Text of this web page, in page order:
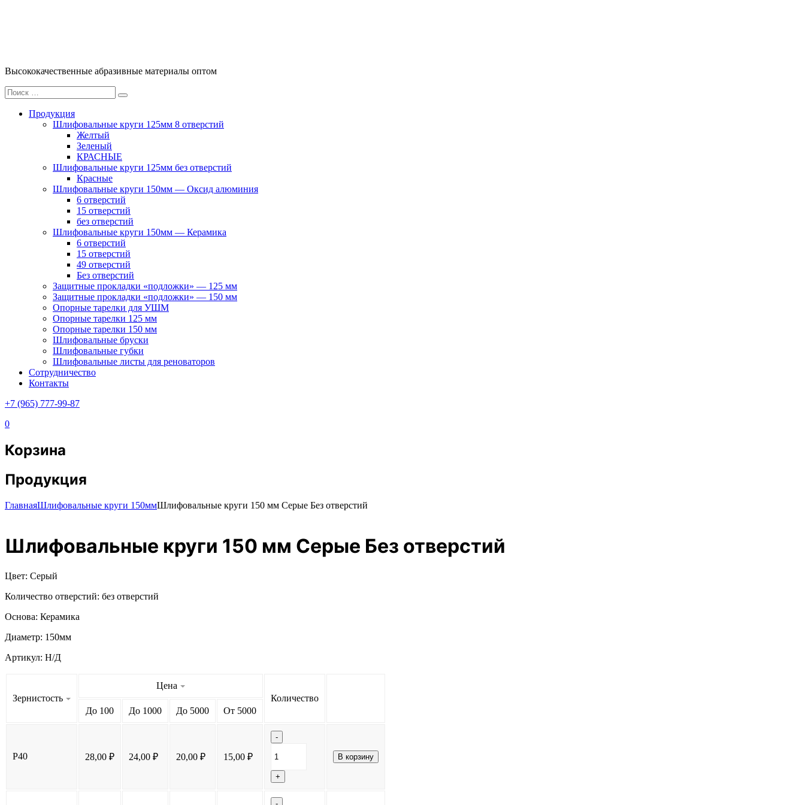
Высококачественные абразивные материалы оптом
Искать:
Поиск
Продукция
Шлифовальные круги 125мм 8 отверстий
Желтый
Зеленый
КРАСНЫЕ
Шлифовальные круги 125мм без отверстий
Красные
Шлифовальные круги 150мм — Оксид алюминия
6 отверстий
15 отверстий
без отверстий
Шлифовальные круги 150мм — Керамика
6 отверстий
15 отверстий
49 отверстий
Без отверстий
Защитные прокладки «подложки» — 125 мм
Защитные прокладки «подложки» — 150 мм
Опорные тарелки для УШМ
Опорные тарелки 125 мм
Опорные тарелки 150 мм
Шлифовальные бруски
Шлифовальные губки
Шлифовальные листы для реноваторов
Сотрудничество
Контакты
+7 (965) 777-99-87
0
Корзина
Продукция
ГлавнаяШлифовальные круги 150ммШлифовальные круги 150 мм Серые Без отверстий
Шлифовальные круги 150 мм Серые Без отверстий
Цвет: Серый
Количество отверстий: без отверстий
Основа: Керамика
Диаметр: 150мм
Артикул: Н/Д
Зернистость
Цена
Количество
До 100
До 1000 До 5000 От 5000
P40 28,00 ₽ 24,00 ₽ 20,00 ₽ 15,00 ₽
-
товара
Шлифовальные
круги
мм
+
В корзину